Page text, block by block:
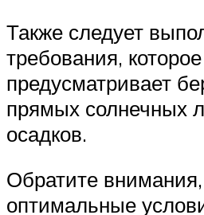
Также следует
требования, которое
предусматривает
прямых солнечных
осадков.
Обратите
оптимальные